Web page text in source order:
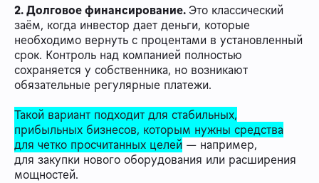
2. Долговое финансирование. Это классический
заём, когда инвестор дает деньги, которые
необходимо вернуть с процентами в установленный
срок. Контроль над компанией полностью
сохраняется у собственника, но возникают
обязательные регулярные платежи.
Такой вариант подходит для стабильных,
прибыльных бизнесов, которым нужны средства
для четко просчитанных целей — например,
для закупки нового оборудования или расширения
мощностей.